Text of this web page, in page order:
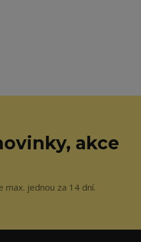
akce
max. jednou za 14 dní.